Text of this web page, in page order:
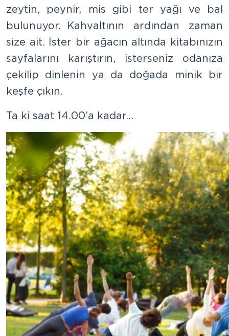
zeytin, peynir, mis gibi ter yağı ve bal
bulunuyor. Kahvaltının ardından zaman
size ait. İster bir ağacın altında kitabınızın
sayfalarını karıştırın, isterseniz odanıza
çekilip dinlenin ya da doğada minik bir
keşfe çıkın.
Ta ki saat 14.00’a kadar…